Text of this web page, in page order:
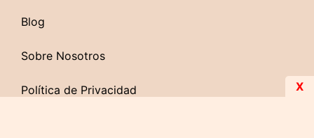
Blog
Sobre Nosotros
Política de Privacidad X